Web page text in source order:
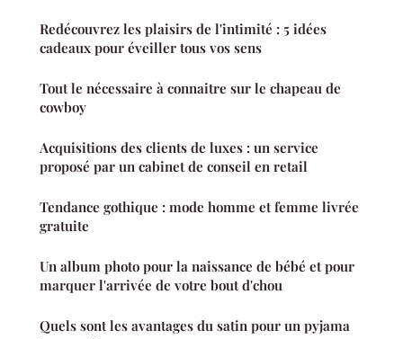
Redécouvrez les plaisirs de l'intimité : 5 idées
cadeaux pour éveiller tous vos sens
Tout le nécessaire à connaitre sur le chapeau de
cowboy
Acquisitions des clients de luxes : un service
proposé par un cabinet de conseil en retail
Tendance gothique : mode homme et femme livrée
gratuite
Un album photo pour la naissance de bébé et pour
marquer l'arrivée de votre bout d'chou
Quels sont les avantages du satin pour un pyjama